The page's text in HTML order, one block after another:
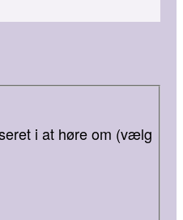
i at høre om (vælg